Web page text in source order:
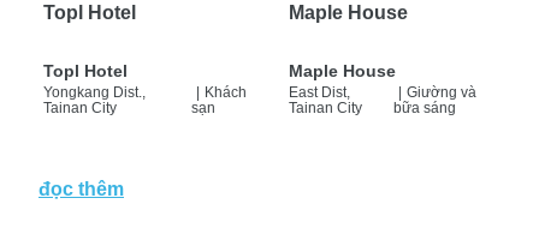
Topl Hotel
Topl Hotel
Yongkang Dist.,
Tainan City
| Khách
sạn
Maple House
Maple House
East Dist,
Tainan City
| Giường và
bữa sáng
đọc thêm